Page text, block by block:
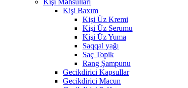
Kişi Məhsulları
Kişi Baxım
Kişi Üz Kremi
Kişi Üz Serumu
Kişi Üz Yuma
Saqqal yağı
Saç Topik
Rəng Şampunu
Gecikdirici Kapsullar
Gecikdirici Macun